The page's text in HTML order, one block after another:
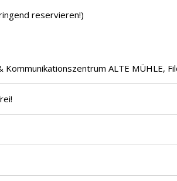
reservieren!)
Kommunikationszentrum ALTE MÜHLE,